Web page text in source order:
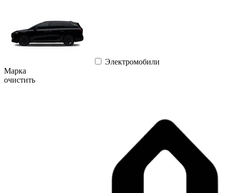
Электромобили
Марка
очистить